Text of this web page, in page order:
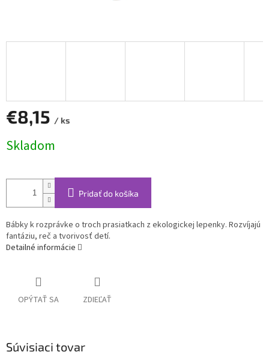
€8,15 / ks
cena:
Skladom
Pridať do košíka
Bábky k rozprávke o troch prasiatkach z ekologickej lepenky. Rozvíjajú
fantáziu, reč a tvorivosť detí.
Detailné informácie
OPÝTAŤ SA ZDIEĽAŤ
Súvisiaci tovar